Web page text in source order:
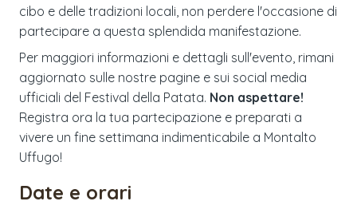
cibo e delle tradizioni locali, non perdere l'occasione di
partecipare a questa splendida manifestazione.
Per maggiori informazioni e dettagli sull'evento, rimani
aggiornato sulle nostre pagine e sui social media
ufficiali del Festival della Patata. Non aspettare!
Registra ora la tua partecipazione e preparati a
vivere un fine settimana indimenticabile a Montalto
Uffugo!
Date e orari